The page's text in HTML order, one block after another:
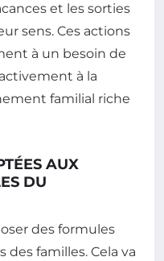
et les sorties
sens. Ces actions
à un besoin de
à la
familial riche
AUX
DU
des formules
des familles. Cela va